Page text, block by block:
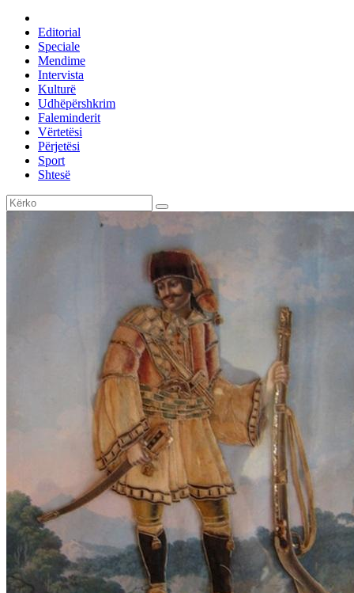
Editorial
Speciale
Mendime
Intervista
Kulturë
Udhëpërshkrim
Faleminderit
Vërtetësi
Përjetësi
Sport
Shtesë